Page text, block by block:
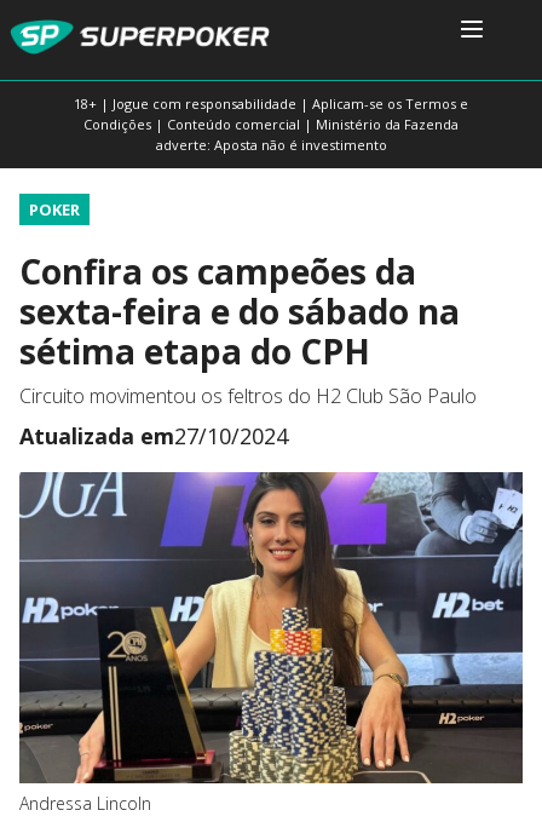
18+ | Jogue com responsabilidade | Aplicam-se os Termos e
Condições | Conteúdo comercial | Ministério da Fazenda
adverte: Aposta não é investimento
POKER
Confira os campeões da
sexta-feira e do sábado na
sétima etapa do CPH
Circuito movimentou os feltros do H2 Club São Paulo
Atualizada em27/10/2024
Andressa Lincoln